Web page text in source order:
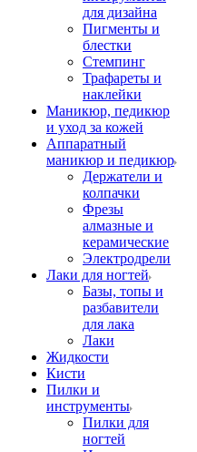
для дизайна
Пигменты и
блестки
Стемпинг
Трафареты и
наклейки
Маникюр, педикюр
и уход за кожей
Аппаратный
маникюр и педикюр
Держатели и
колпачки
Фрезы
алмазные и
керамические
Электродрели
Лаки для ногтей
Базы, топы и
разбавители
для лака
Лаки
Жидкости
Кисти
Пилки и
инструменты
Пилки для
ногтей